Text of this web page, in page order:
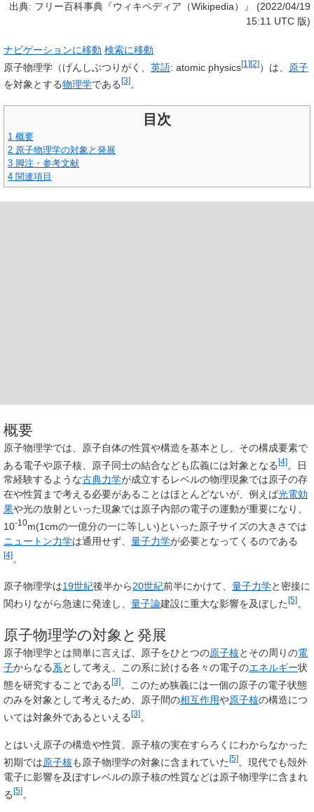
出典: フリー百科事典『ウィキペディア（Wikipedia）』 (2022/04/19
15:11 UTC 版)
ナビゲーションに移動 検索に移動
原子物理学 （げんしぶつりがく、 英語: atomic physics[1][2]）は、
原子
を対象とする物理学である [3] 。
目次
1 概要
2 原子物理学の対象と発展
3 脚注・参考文献
4 関連項目
概要
原子物理学では、原子自体の性質や構造を基本とし、その構成要素で
ある電子や原子核、原子同士の結合なども広義には対象となる[4]
。日
常経験するような古典力学が成立するレベルの物理現象では原子の存
在や性質まで考える必要があることはほとんどないが、例えば光電効
果や光の放射といった現象では原子内部の電子の運動が重要になり、
10-10m(1cmの一億分の一に等しい)といった原子サイズの大きさでは
ニュートン力学は通用せず、 量子力学が必要となってくるのである
[4]。
原子物理学は19世紀後半から20世紀前半にかけて、 量子力学と密接に
関わりながら急速に発達し、 量子論建設に重大な影響を及ぼした [5] 。
原子物理学の対象と発展
原子物理学とは簡単に言えば、原子をひとつの原子核とその周りの電
子からなる系として考え、この系に於ける各々の電子のエネルギー状
態を研究することである [3] 。このため狭義には一個の原子の電子状態
のみを対象として考えるため、原子間の相互作用や原子核の構造につ
いては対象外であるといえる[3]。
とはいえ原子の構造や性質、原子核の実在すらろくにわからなかった
初期では原子核も原子物理学の対象に含まれていた [5] 。現代でも殻外
電子に影響を及ぼすレベルの原子核の性質などは原子物理学に含まれ
る[5]。